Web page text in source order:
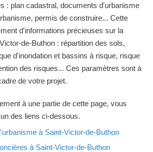
: plan cadastral, documents d'urbanisme
permis de construire... Cette
d'informations précieuses sur la
de-Buthon : répartition des sols,
d'inondation et bassins à risque, risque
des risques... Ces paramètres sont à
de votre projet.
à une partie de cette page, vous
des liens ci-dessous.
à Saint-Victor-de-Buthon
à Saint-Victor-de-Buthon